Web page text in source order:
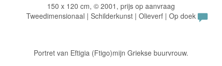
150 x 120 cm, © 2001, prijs op aanvraag
Tweedimensionaal | Schilderkunst | Olieverf | Op doek
Portret van Eftigia (Ftigo)mijn Griekse buurvrouw.